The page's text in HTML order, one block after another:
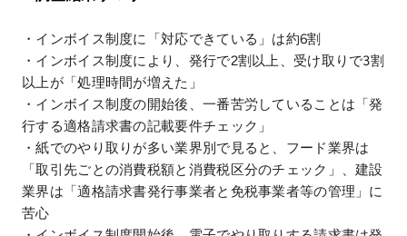
・インボイス制度に「対応できている」は約6割
・インボイス制度により、発行で2割以上、受け取りで3割
以上が「処理時間が増えた」
・インボイス制度の開始後、一番苦労していることは「発
行する適格請求書の記載要件チェック」
・紙でのやり取りが多い業界別で見ると、フード業界は
「取引先ごとの消費税額と消費税区分のチェック」、建設
業界は「適格請求書発行事業者と免税事業者等の管理」に
苦心